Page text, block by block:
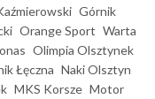
Górnik
Orange Sport Warta
Olimpia Olsztynek
Łęczna Naki Olsztyn
MKS Korsze Motor